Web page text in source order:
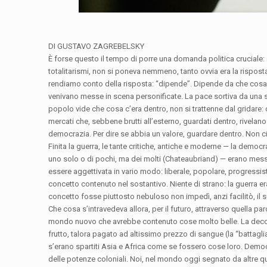
DI GUSTAVO ZAGREBELSKY
È forse questo il tempo di porre una domanda politica
totalitarismi, non si poneva nemmeno, tanto ovvia era la
rendiamo conto della risposta: “dipende”. Dipende da che
venivano messe in scena personificate. La pace sortiva da
popolo vide che cosa c’era dentro, non si trattenne dal
mercati che, sebbene brutti all’esterno, guardati dentro,
democrazia. Per dire se abbia un valore, guardare dentro. Non
Finita la guerra, le tante critiche, antiche e moderne — la
uno solo o di pochi, ma dei molti (Chateaubriand) — erano
essere aggettivata in vario modo: liberale, popolare,
concetto contenuto nel sostantivo. Niente di strano: la guerra
concetto fosse piuttosto nebuloso non impedì, anzi facilitò, il
Che cosa s’intravedeva allora, per il futuro, attraverso quella
mondo nuovo che avrebbe contenuto cose molto belle. La
frutto, talora pagato ad altissimo prezzo di sangue (la
s’erano spartiti Asia e Africa come se fossero cose loro.
delle potenze coloniali. Noi, nel mondo oggi segnato da altre